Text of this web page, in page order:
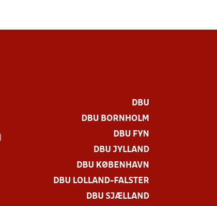
DBU
DBU BORNHOLM
DBU FYN
DBU JYLLAND
DBU KØBENHAVN
DBU LOLLAND-FALSTER
DBU SJÆLLAND